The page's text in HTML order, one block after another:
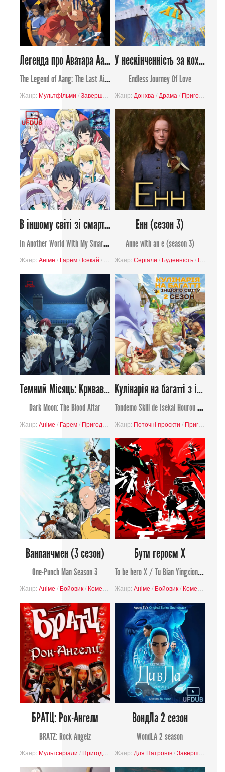
Легенда про Аватара Аанґа: Останній маг повітря
The Legend of Aang: The Last Airbender
Жанр: Мультфільми /Завершені проєкти /Пригоди/Сімейний/
У нескінченність за коханням
Endless Journey Of Love
Жанр: Донхва / Драма / Пригоди
В іншому світі зі смартфоном 2
In Another World With My Smartphone 2
Жанр: Аніме / Гарем/ Ісекай / Комедія/Пригоди/Романтика/Фентезі
Енн (сезон 3)
Anne with an e (season 3)
Жанр: Серіали / Буденність/ Історія
Темний Місяць: Кривавий вівтар
Dark Moon: The Blood Altar
Жанр: Аніме / Гарем/ Пригоди Фентезі /Містика/Романтика/
Кулінарія на багатті з іншого світу 2 сезон
Tondemo Skill de Isekai Hourou Meshi
Жанр: Поточні проєкти / Пригоди
Ванпанчмен (3 сезон)
One-Punch Man Season 3
Жанр: Аніме / Бойовик/ Комедія /Завершені проєкти
Бути героєм Х
To be hero X / Tu Bian Yingxiong X
Жанр: Аніме / Бойовик/ Комедія
БРАТЦ: Рок-Ангели
BRATZ: Rock Angelz
Жанр: Мультсеріали / Пригоди Музичний/Комедія
ВондЛа 2 сезон
WondLA 2 season
Жанр: Для Патронів/Завершені проєкти